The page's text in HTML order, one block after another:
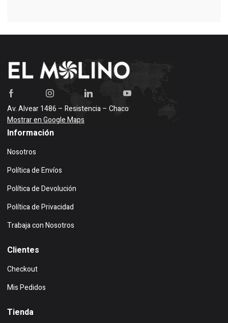
Av. Alvear 1486 – Resistencia – Chaco
Mostrar en Google Maps
Información
Nosotros
Política de Envíos
Política de Devolución
Política de Privacidad
Trabaja con Nosotros
Clientes
Checkout
Mis Pedidos
Tienda